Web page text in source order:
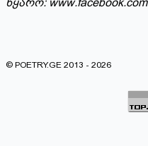
© POETRY.GE 2013 - 2026